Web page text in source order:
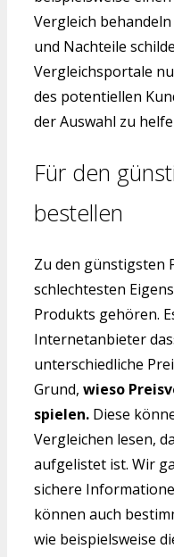
Vergleich
und Nachteile
Vergleichsportale
des potentiellen
der Auswahl zu
Für den
bestellen
Zu den günstigsten
schlechtesten
Produkts gehören.
Internetanbieter
unterschiedliche
Grund, wieso
spielen. Diese
Vergleichen lesen,
aufgelistet ist. Wir
sichere
können auch
wie beispielsweise